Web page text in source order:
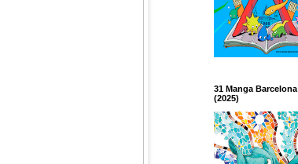
31 Manga Barcelona
(2025)